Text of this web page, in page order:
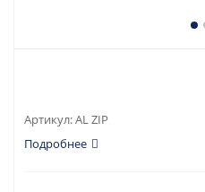
Артикул:AL ZIP
Подробнее